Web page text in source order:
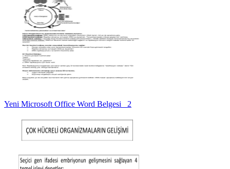
Yeni Microsoft Office Word Belgesi _2